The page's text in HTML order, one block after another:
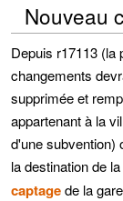
Nouveau
Depuis r17113 (la
changements
supprimée et
appartenant à la
d'une subvention)
la destination de
captagede la